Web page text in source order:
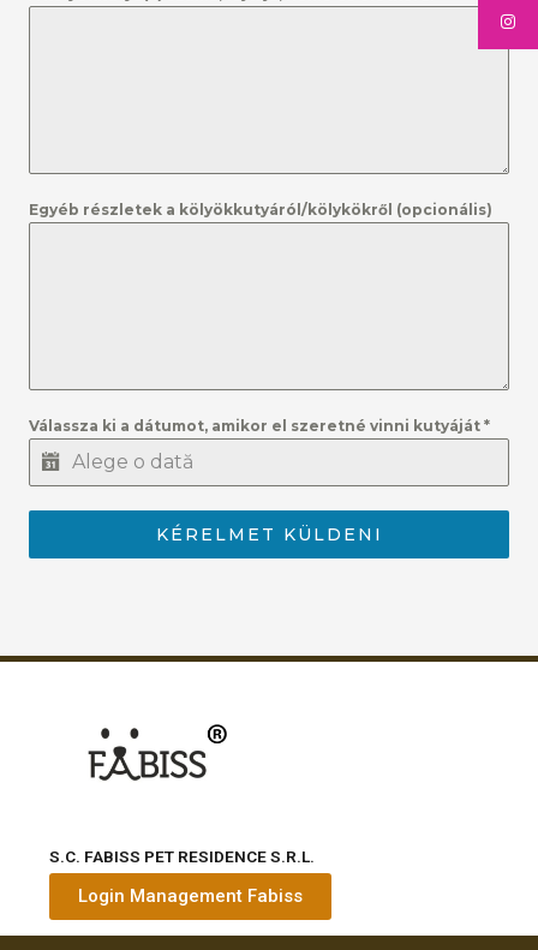
Egyéb részletek a kölyökkutyáról/kölykökről (opcionális)
Válassza ki a dátumot, amikor el szeretné vinni kutyáját *
KÉRELMET KÜLDENI
S.C. FABISS PET RESIDENCE S.R.L.
Login Management Fabiss